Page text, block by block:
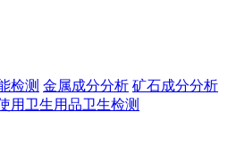
检测 金属成分分析 矿石成分分析
用卫生用品卫生检测